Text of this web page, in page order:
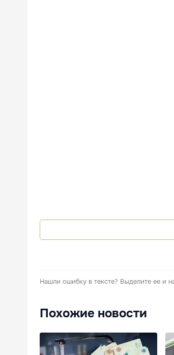
Нашли ошибку в тексте? Выделите ее и
Похожие новости